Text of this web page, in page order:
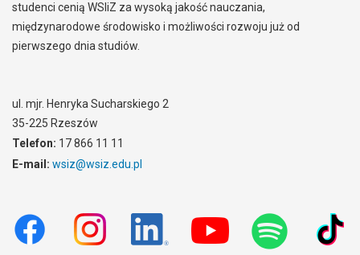
studenci cenią WSIiZ za wysoką jakość nauczania,
międzynarodowe środowisko i możliwości rozwoju już od
pierwszego dnia studiów.
ul. mjr. Henryka Sucharskiego 2
35-225 Rzeszów
Telefon: 17 866 11 11
E-mail: wsiz@wsiz.edu.pl